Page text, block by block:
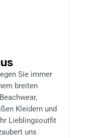
Sie immer
breiten
Kleidern und
Lieblingsoutfit
uns